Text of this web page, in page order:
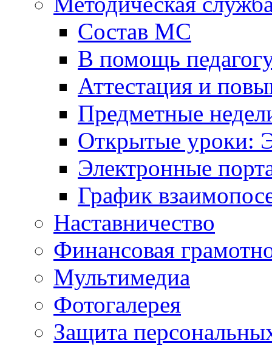
Состав МС
В помощь
Аттестация и
Предметные
Открытые уроки:
Электронные
График
Наставничество
Финансовая
Мультимедиа
Фотогалерея
Защита